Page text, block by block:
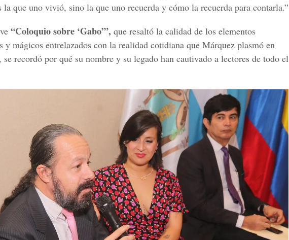
la que uno vivió, sino la que uno recuerda y cómo la recuerda para contarla.”
“Coloquio sobre ‘Gabo’”, que resaltó la calidad de los elementos
y mágicos entrelazados con la realidad cotidiana que Márquez plasmó en
se recordó por qué su nombre y su legado han cautivado a lectores de todo el